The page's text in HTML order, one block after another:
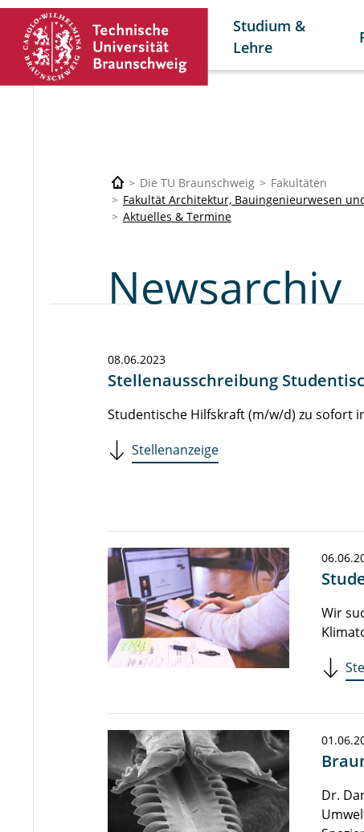
Studium &
Lehre
Die TU Braunschweig
Fakultäten
Fakultät Architektur, Bauingenieurwesen
Aktuelles & Termine
Newsarchiv
08.06.2023
Stellenausschreibung
Studentische Hilfskraft (m/w/d) zu sofort
Stellenanzeige
Wir
Dr.